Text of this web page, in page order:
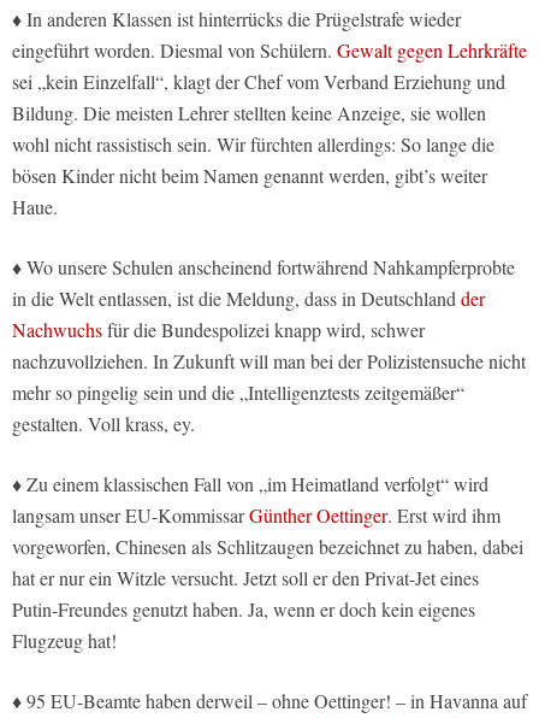
♦ In anderen Klassen ist hinterrücks die Prügelstrafe wieder
eingeführt worden. Diesmal von Schülern. Gewalt gegen Lehrkräfte
sei „kein Einzelfall“, klagt der Chef vom Verband Erziehung und
Bildung. Die meisten Lehrer stellten keine Anzeige, sie wollen
wohl nicht rassistisch sein. Wir fürchten allerdings: So lange die
bösen Kinder nicht beim Namen genannt werden, gibt’s weiter
Haue.
♦ Wo unsere Schulen anscheinend fortwährend Nahkampferprobte
in die Welt entlassen, ist die Meldung, dass in Deutschlandder
Nachwuchsfür die Bundespolizei knapp wird, schwer
nachzuvollziehen. In Zukunft will man bei der Polizistensuche nicht
mehr so pingelig sein und die „Intelligenztests zeitgemäßer“
gestalten. Voll krass, ey.
♦ Zu einem klassischen Fall von „im Heimatland verfolgt“ wird
langsam unser EU-KommissarGünther Oettinger. Erst wird ihm
vorgeworfen, Chinesen als Schlitzaugen bezeichnet zu haben, dabei
hat er nur ein Witzle versucht. Jetzt soll er den Privat-Jet eines
Putin-Freundes genutzt haben. Ja, wenn er doch kein eigenes
Flugzeug hat!
♦ 95 EU-Beamte haben derweil – ohne Oettinger! – in Havanna auf